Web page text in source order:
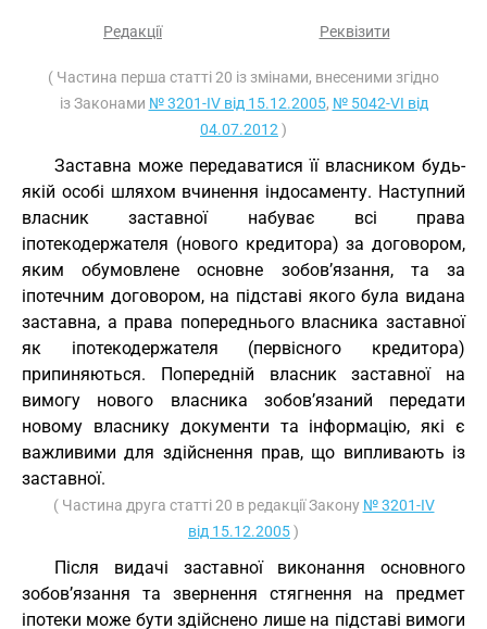
Редакції Реквізити
( Частина перша статті 20 із змінами, внесеними згідно
із Законами № 3201-IV від 15.12.2005, № 5042-VI від
04.07.2012 )
Заставна може передаватися її власником будь-
якій особі шляхом вчинення індосаменту. Наступний
власник заставної набуває всі права
іпотекодержателя (нового кредитора) за договором,
яким обумовлене основне зобов’язання, та за
іпотечним договором, на підставі якого була видана
заставна, а права попереднього власника заставної
як іпотекодержателя (первісного кредитора)
припиняються. Попередній власник заставної на
вимогу нового власника зобов’язаний передати
новому власнику документи та інформацію, які є
важливими для здійснення прав, що випливають із
заставної.
( Частина друга статті 20 в редакції Закону № 3201-IV
від 15.12.2005)
Після видачі заставної виконання основного
зобов’язання та звернення стягнення на предмет
іпотеки може бути здійснено лише на підставі вимоги